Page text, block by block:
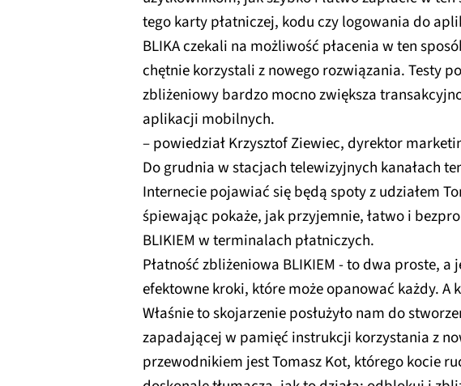
tego karty płatniczej, kodu czy logowania do
BLIKA czekali na możliwość płacenia w ten
chętnie korzystali z nowego rozwiązania. Testy
zbliżeniowy bardzo mocno zwiększa
aplikacji mobilnych.
– powiedział Krzysztof Ziewiec, dyrektor
Do grudnia w stacjach telewizyjnych kanałach
Internecie pojawiać się będą spoty z udziałem
śpiewając pokaże, jak przyjemnie, łatwo i
BLIKIEM w terminalach płatniczych.
Płatność zbliżeniowa BLIKIEM - to dwa proste, a
efektowne kroki, które może opanować każdy. A
Właśnie to skojarzenie posłużyło nam do
zapadającej w pamięć instrukcji korzystania z
przewodnikiem jest Tomasz Kot, którego kocie